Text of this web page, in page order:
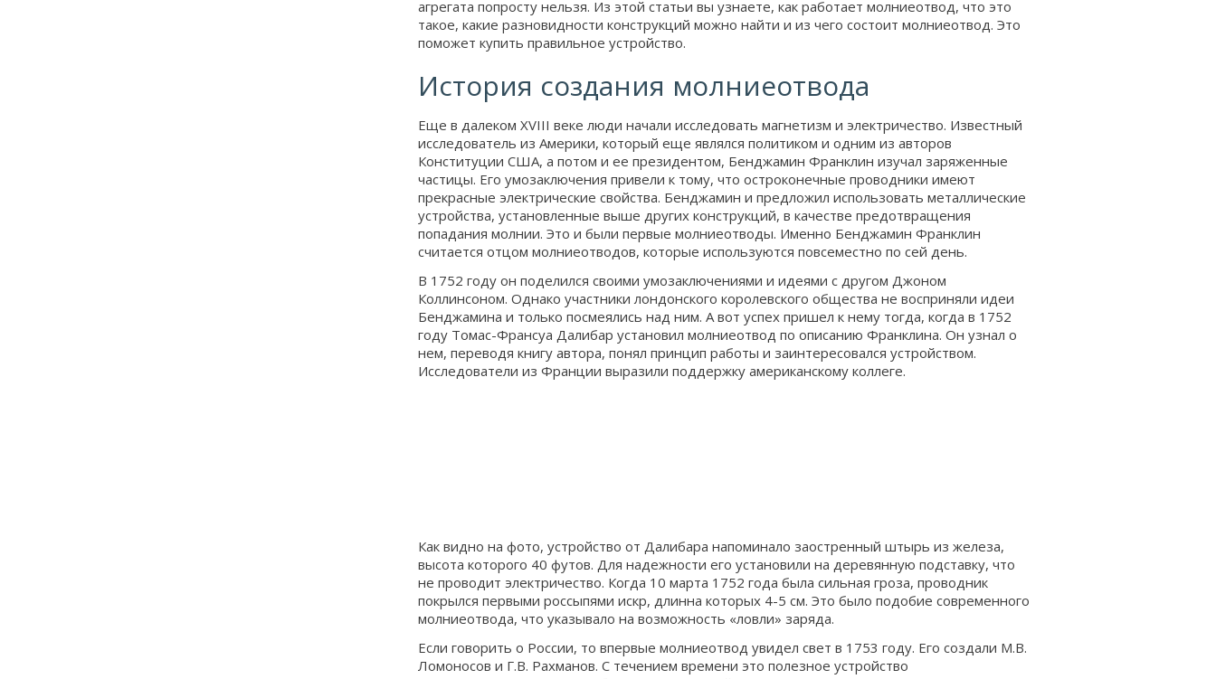
агрегата попросту нельзя. Из этой статьи вы узнаете, как работает молниеотвод, что это
такое, какие разновидности конструкций можно найти и из чего состоит молниеотвод. Это
поможет купить правильное устройство.
История создания молниеотвода
Еще в далеком XVIII веке люди начали исследовать магнетизм и электричество. Известный
исследователь из Америки, который еще являлся политиком и одним из авторов
Конституции США, а потом и ее президентом, Бенджамин Франклин изучал заряженные
частицы. Его умозаключения привели к тому, что остроконечные проводники имеют
прекрасные электрические свойства. Бенджамин и предложил использовать металлические
устройства, установленные выше других конструкций, в качестве предотвращения
попадания молнии. Это и были первые молниеотводы. Именно Бенджамин Франклин
считается отцом молниеотводов, которые используются повсеместно по сей день.
В 1752 году он поделился своими умозаключениями и идеями с другом Джоном
Коллинсоном. Однако участники лондонского королевского общества не восприняли идеи
Бенджамина и только посмеялись над ним. А вот успех пришел к нему тогда, когда в 1752
году Томас-Франсуа Далибар установил молниеотвод по описанию Франклина. Он узнал о
нем, переводя книгу автора, понял принцип работы и заинтересовался устройством.
Исследователи из Франции выразили поддержку американскому коллеге.
Как видно на фото, устройство от Далибара напоминало заостренный штырь из железа,
высота которого 40 футов. Для надежности его установили на деревянную подставку, что
не проводит электричество. Когда 10 марта 1752 года была сильная гроза, проводник
покрылся первыми россыпями искр, длинна которых 4-5 см. Это было подобие современного
молниеотвода, что указывало на возможность «ловли» заряда.
Если говорить о России, то впервые молниеотвод увидел свет в 1753 году. Его создали М.В.
Ломоносов и Г.В. Рахманов. С течением времени это полезное устройство